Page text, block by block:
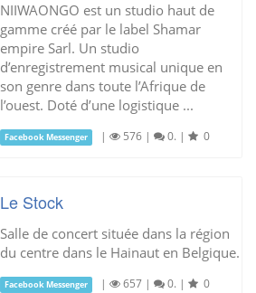
NIIWAONGO est un studio haut de
gamme créé par le label Shamar
empire Sarl. Un studio
d’enregistrement musical unique en
son genre dans toute l’Afrique de
l’ouest. Doté d’une logistique ...
Facebook Messenger | 576 | 0. | 0
Le Stock
Salle de concert située dans la région
du centre dans le Hainaut en Belgique.
Facebook Messenger | 657 | 0. | 0